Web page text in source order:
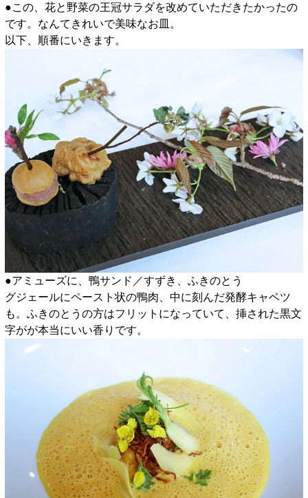
●この、花と野菜の王冠サラダを改めていただきたかったの
です。なんてきれいで美味なお皿。
以下、順番にいきます。
●アミューズに、鴨サンド／すずき、ふきのとう
グジェールにペースト状の鴨肉、中に刻んだ発酵キャベツ
も。ふきのとうの方はフリットになっていて、挿された黒文
字がが本当にいい香りです。